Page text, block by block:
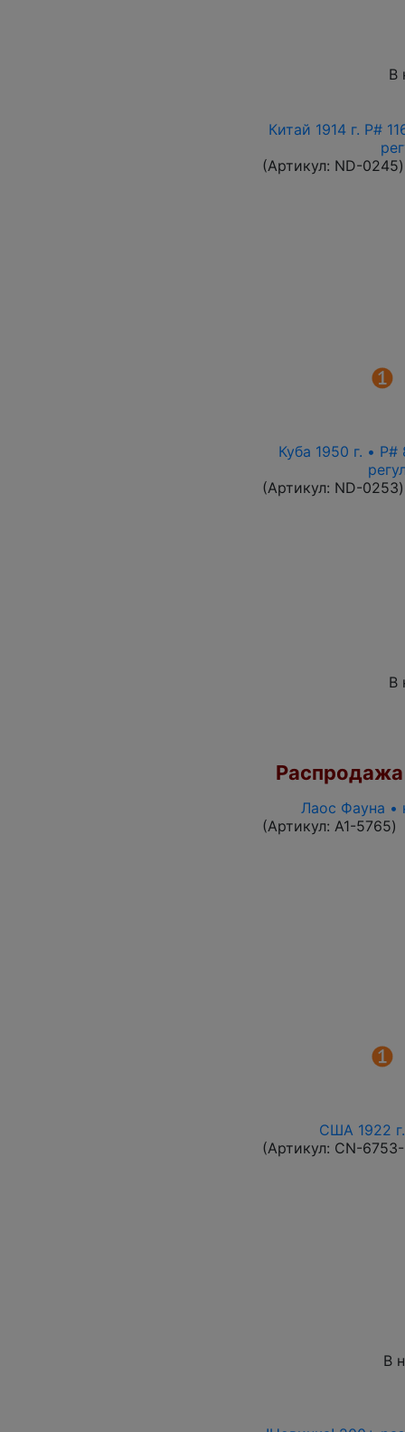
В
Китай 1914 г. P#
(Артикул: ND-0245)
Куба 1950 г. •
(Артикул: ND-0253)
В
Распродажа
Лаос Фауна •
(Артикул: A1-5765)
США 1922
(Артикул: CN-
В